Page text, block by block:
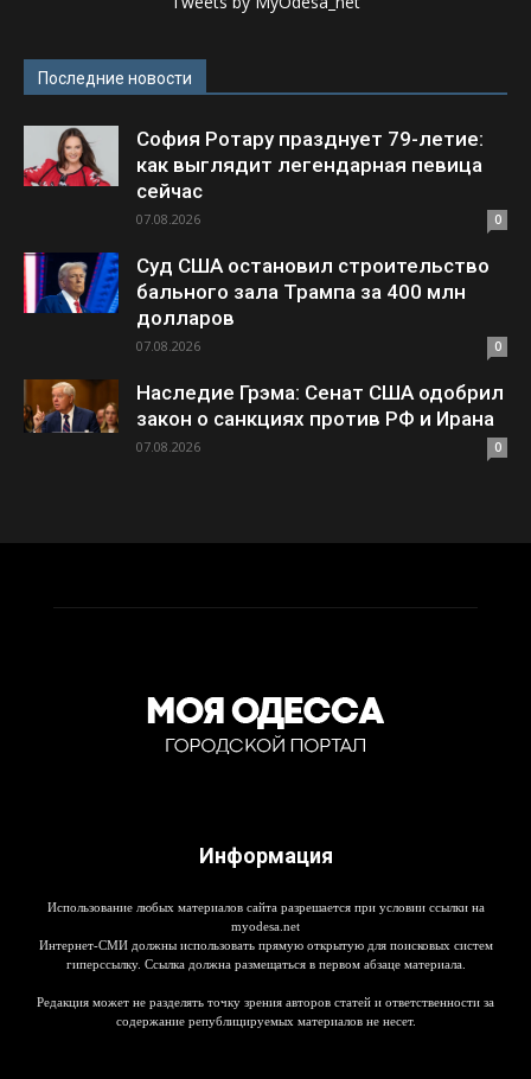
Последние новости
София Ротару празднует 79-летие:
как выглядит легендарная певица
сейчас
07.08.2026 0
Суд США остановил строительство
бального зала Трампа за 400 млн
долларов
07.08.2026 0
Наследие Грэма: Сенат США одобрил
закон о санкциях против РФ и Ирана
07.08.2026 0
Информация
Использование любых материалов сайта разрешается при условии ссылки на
myodesa.net
Интернет-СМИ должны использовать прямую открытую для поисковых систем
гиперссылку. Ссылка должна размещаться в первом абзаце материала.
Редакция может не разделять точку зрения авторов статей и ответственности за
содержание републицируемых материалов не несет.